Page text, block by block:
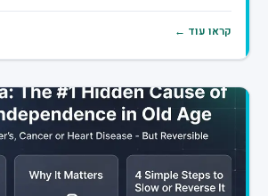
קראו עוד ←